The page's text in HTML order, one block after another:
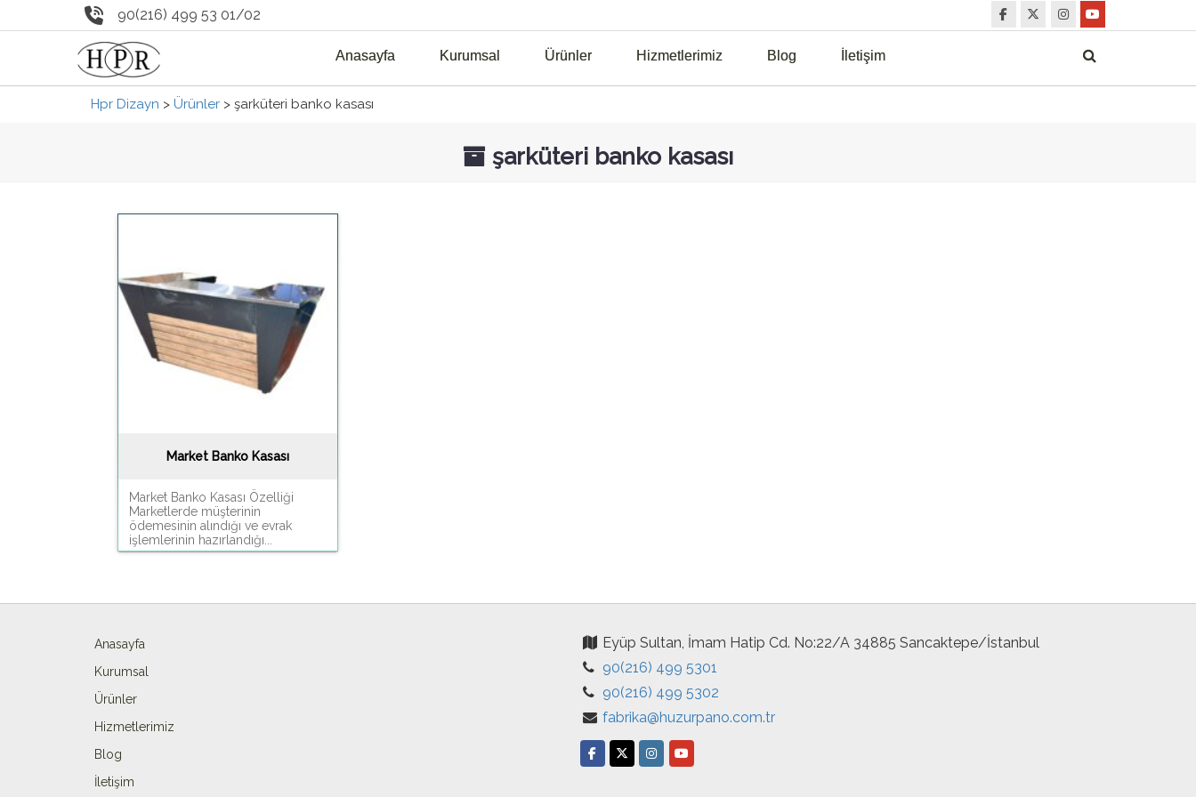
90(216) 499 53 01/02
Anasayfa Kurumsal Ürünler Hizmetlerimiz Blog İletişim
Hpr Dizayn > Ürünler > şarküteri banko kasası
şarküteri banko kasası
Market Banko Kasası
Market Banko Kasası Özelliği
Marketlerde müşterinin
ödemesinin alındığı ve evrak
işlemlerinin hazırlandığı...
Anasayfa
Kurumsal
Ürünler
Hizmetlerimiz
Blog
İletişim
Eyüp Sultan, İmam Hatip Cd. No:22/A 34885 Sancaktepe/İstanbul
90(216) 499 5301
90(216) 499 5302
fabrika@huzurpano.com.tr